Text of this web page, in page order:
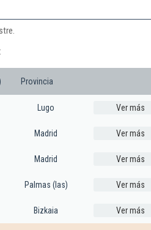
Provincia
Lugo Ver más
Madrid Ver más
Madrid Ver más
Palmas (las) Ver más
Bizkaia Ver más